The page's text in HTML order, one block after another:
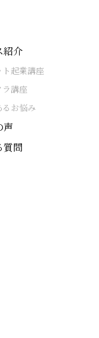
紹介
ト起業講座
講座
るお悩み
声
質問